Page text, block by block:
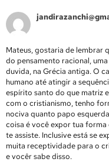
Mateus, gostaria de lembrar
do pensamento racional,
duvida, na Grécia antiga. O
humano até atingir a
espírito santo do que matriz
com o cristianismo, tenho
nociva quanto papo
coisa é você expor tua forma
te assiste. Inclusive está se
muita receptividade para o
e vocêr sabe disso.